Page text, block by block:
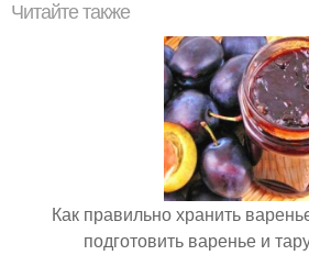
Читайте также
Как правильно хранить
подготовить варенье и